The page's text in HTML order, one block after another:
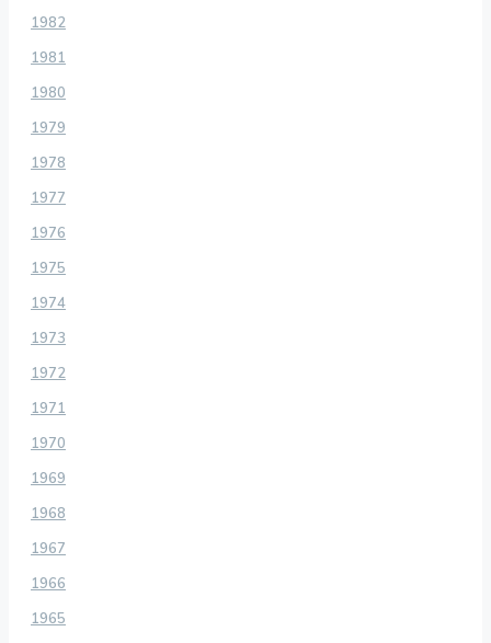
1982
1981
1980
1979
1978
1977
1976
1975
1974
1973
1972
1971
1970
1969
1968
1967
1966
1965